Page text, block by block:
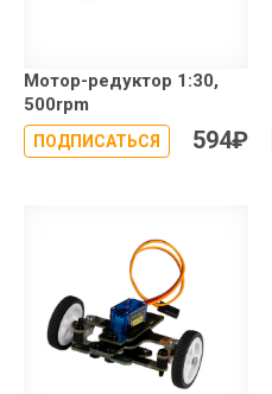
Мотор-редуктор 1:30,
500rpm
ПОДПИСАТЬСЯ 594₽